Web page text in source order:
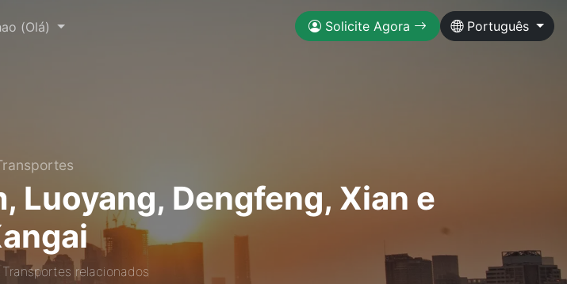
(Olá) Solicite Agora Português
Luoyang, Dengfeng, Xian e
relacionados